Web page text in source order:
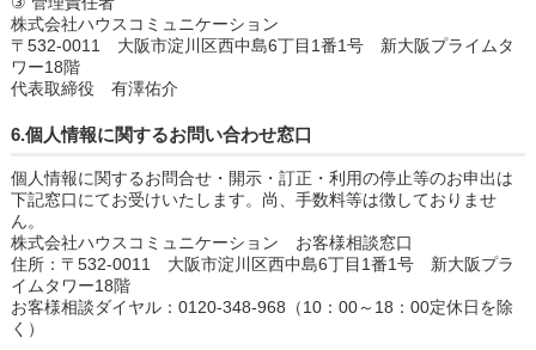
株式会社ハウスコミュニケーション
〒532-0011 大阪市淀川区西中島6丁目1番1号 新大阪プライムタ
ワー18階
代表取締役 有澤佑介
6.個人情報に関するお問い合わせ窓口
個人情報に関するお問合せ・開示・訂正・利用の停止等のお申出は
下記窓口にてお受けいたします。尚、手数料等は徴しておりませ
ん。
株式会社ハウスコミュニケーション お客様相談窓口
住所：〒532-0011 大阪市淀川区西中島6丁目1番1号 新大阪プラ
イムタワー18階
お客様相談ダイヤル：0120-348-968（10：00～18：00定休日を除
く）